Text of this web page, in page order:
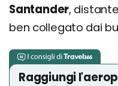
Santander,
ben collegato dai
Raggiungi